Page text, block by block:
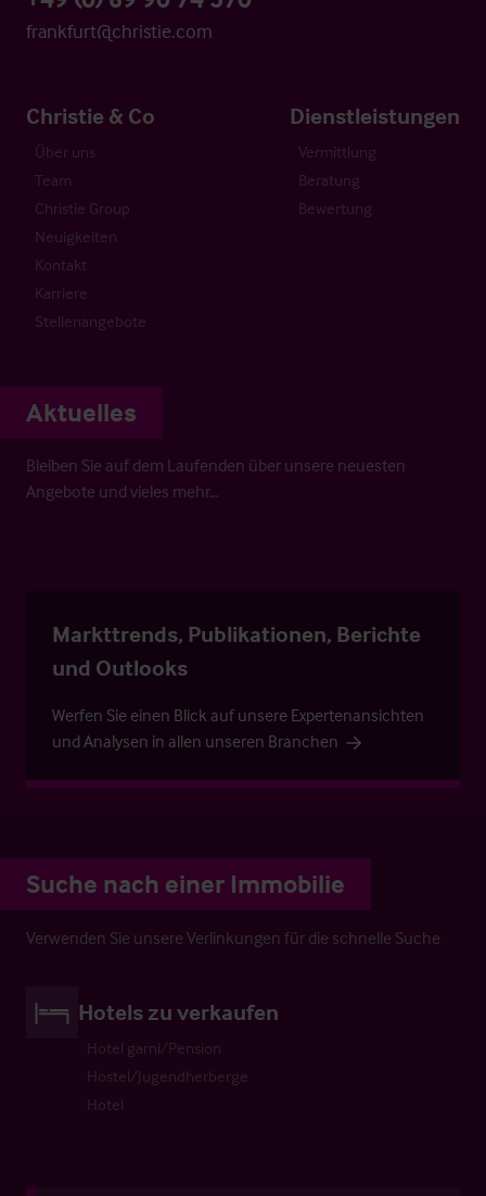
frankfurt@christie.com
Christie & Co
Über uns
Team
Christie Group
Neuigkeiten
Kontakt
Karriere
Stellenangebote
Dienstleistungen
Vermittlung
Beratung
Bewertung
Aktuelles
Bleiben Sie auf dem Laufenden über unsere neuesten
Angebote und vieles mehr…
Markttrends, Publikationen, Berichte
und Outlooks
Werfen Sie einen Blick auf unsere Expertenansichten
und Analysen in allen unseren Branchen
Suche nach einer Immobilie
Verwenden Sie unsere Verlinkungen für die schnelle Suche
Hotels zu verkaufen
Hotel garni/Pension
Hostel/Jugendherberge
Hotel